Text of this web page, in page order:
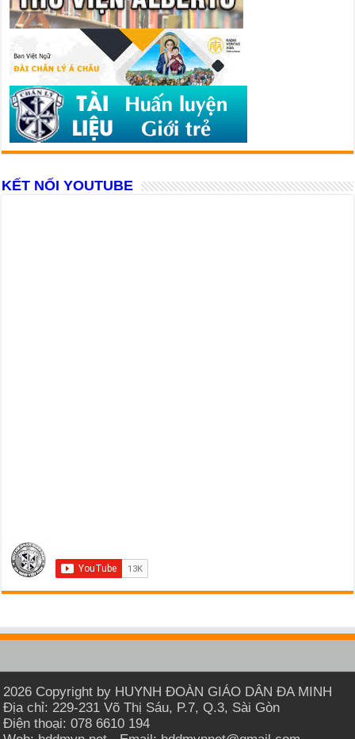
KẾT NỐI YOUTUBE
2026 Copyright by HUYNH ĐOÀN GIÁO DÂN ĐA MINH
Địa chỉ: 229-231 Võ Thị Sáu, P.7, Q.3, Sài Gòn
Điện thoại: 078 6610 194